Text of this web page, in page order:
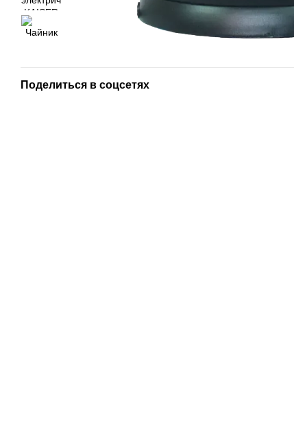
Поделиться в соцсетях